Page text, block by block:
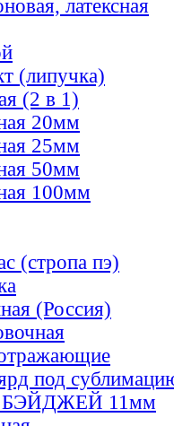
латексная
(липучка)
(2 в 1)
20мм
25мм
50мм
100мм
(стропа пэ)
(Россия)
под
БЭЙДЖЕЙ 11мм